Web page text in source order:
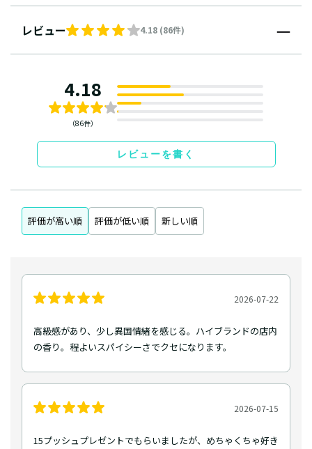
レビュー 4.18 (86件)
4.18
（86件）
レビューを書く
評価が高い順 評価が低い順 新しい順
2026-07-22
高級感があり、少し異国情緒を感じる。ハイブランドの店内
の香り。程よいスパイシーさでクセになります。
2026-07-15
15プッシュプレゼントでもらいましたが、めちゃくちゃ好き